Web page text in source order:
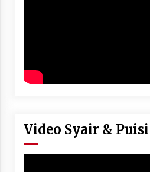
Video Syair & Puisi